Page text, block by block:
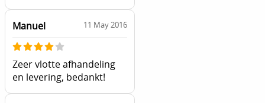
Manuel 11 May 2016
Zeer vlotte afhandeling
en levering, bedankt!